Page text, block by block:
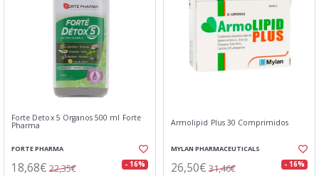
Forte Detox 5 Organos 500 ml Forte
Pharma
FORTE PHARMA
18,68€ 22,35€ - 16%
Armolipid Plus 30 Comprimidos
MYLAN PHARMACEUTICALS
26,50€ 31,46€ - 16%